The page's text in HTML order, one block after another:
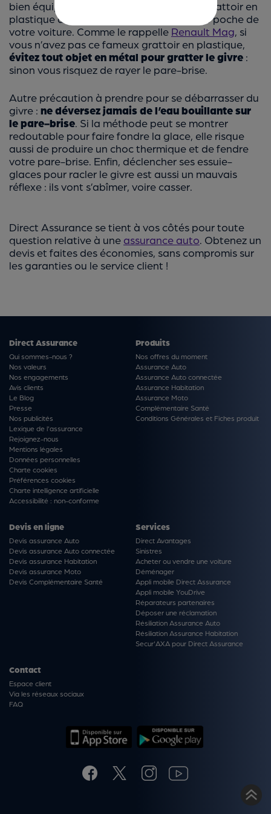
bien équipé ! Pensez toujours à avoir un grattoir en
plastiquedans la boîte à gants ou le vide poche de
votre voiture. Comme le rappelle Renault Mag , si
vous n’avez pas ce fameux grattoir en plastique,
évitez tout objet en métal pour gratter le givre :
sinon vous risquez de rayer le pare-brise.
Autre précaution à prendre pour se débarrasser du
givre : ne déversez jamais de l’eau bouillante sur
le pare-brise . Si la méthode peut se montrer
redoutable pour faire fondre la glace, elle risque
aussi de produire un choc thermique et de fendre
votre pare-brise. Enfin, déclencher ses essuie-
glaces pour racler le givre est aussi un mauvais
réflexe : ils vont s’abîmer, voire casser.
Direct Assurance se tient à vos côtés pour toute
question relative à une assurance auto . Obtenez un
devis et faites des économies, sans compromis sur
les garanties ou le service client !
Direct Assurance
Qui sommes-nous ?
Nos valeurs
Nos engagements
Avis clients
Le Blog
Presse
Nos publicités
Lexique de l'assurance
Rejoignez-nous
Mentions légales
Données personnelles
Charte cookies
Préférences cookies
Charte intelligence artificielle
Accessibilité : non-conforme
Produits
Nos offres du moment
Assurance Auto
Assurance Auto connectée
Assurance Habitation
Assurance Moto
Complémentaire Santé
Conditions Générales et Fiches produit
Devis en ligne
Devis assurance Auto
Devis assurance Auto connectée
Devis assurance Habitation
Devis assurance Moto
Devis Complémentaire Santé
Services
Direct Avantages
Sinistres
Acheter ou vendre une voiture
Déménager
Appli mobile Direct Assurance
Appli mobile YouDrive
Réparateurs partenaires
Déposer une réclamation
Résiliation Assurance Auto
Résiliation Assurance Habitation
Secur'AXA pour Direct Assurance
Contact
Espace client
Via les réseaux sociaux
FAQ